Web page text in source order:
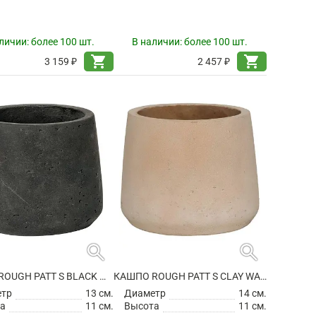
более 100 шт.
3 159 ₽
shopping_cart
В наличии:более 100 шт.
2 457 ₽
shopping_cart
search
КАШПО ROUGH PATT S BLACK WASHED
13 см.
11 см.
search
КАШПО ROUGH PATT S CLAY WASHED
Диаметр
14 см.
Высота
11 см.